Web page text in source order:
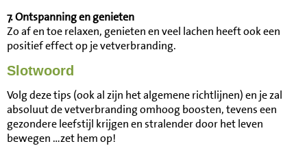
7. Ontspanning en genieten
Zo af en toe relaxen, genieten en veel lachen heeft ook een
positief effect op je vetverbranding.
Slotwoord
Volg deze tips (ook al zijn het algemene richtlijnen) en je zal
absoluut de vetverbranding omhoog boosten, tevens een
gezondere leefstijl krijgen en stralender door het leven
bewegen …zet hem op!